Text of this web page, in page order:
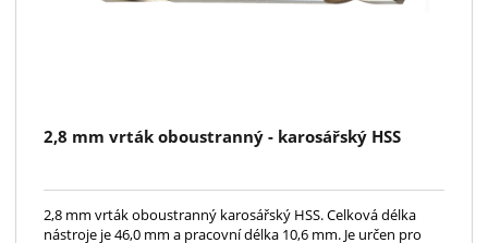
2,8 mm vrták oboustranný - karosářský HSS
2,8 mm vrták oboustranný karosářský HSS. Celková délka
nástroje je 46,0 mm a pracovní délka 10,6 mm. Je určen pro